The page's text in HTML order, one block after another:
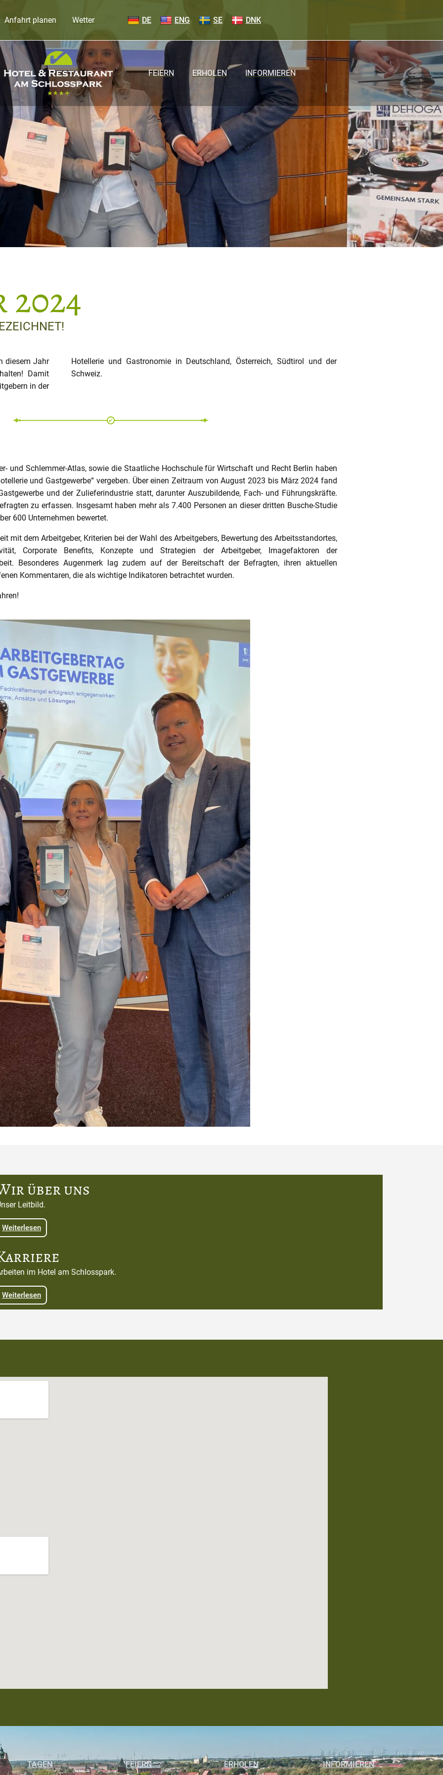
Anfahrt planen Wetter DE ENG SE DNK
FEIERN ERHOLEN INFORMIEREN
diesem Jahr
Damit
in der
und der
Schweiz.
und Schlemmer-Atlas, sowie die Staatliche Hochschule für Wirtschaft und Recht Berlin haben
und Gastgewerbe“ vergeben. Über einen Zeitraum von August 2023 bis März 2024 fand
und der Zulieferindustrie statt, darunter Auszubildende, Fach- und Führungskräfte.
zu erfassen. Insgesamt haben mehr als 7.400 Personen an dieser dritten Busche-Studie
600 Unternehmen bewertet.
mit dem Arbeitgeber, Kriterien bei der Wahl des Arbeitgebers, Bewertung des Arbeitsstandortes,
Corporate Benefits, Konzepte und Strategien der Arbeitgeber, Imagefaktoren der
Besonderes Augenmerk lag zudem auf der Bereitschaft der Befragten, ihren aktuellen
Kommentaren, die als wichtige Indikatoren betrachtet wurden.
über uns
Leitbild.
Weiterlesen
im Hotel am Schlosspark.
Weiterlesen
TAGEN FEIERN ERHOLEN INFORMIEREN